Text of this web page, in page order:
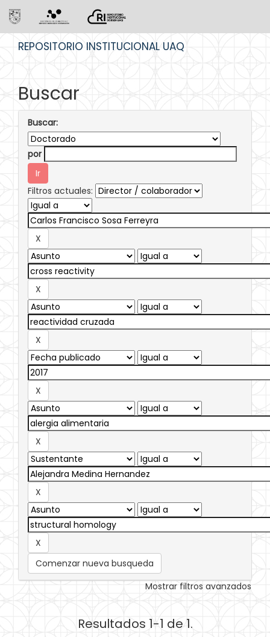
REPOSITORIO INSTITUCIONAL UAQ
Buscar
Buscar:
por
Filtros actuales:
Comenzar nueva busqueda
Mostrar filtros avanzados
Resultados 1-1 de 1.